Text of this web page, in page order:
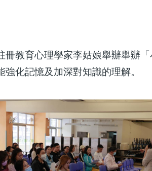
教育心理學家李姑娘舉辦舉辦
化記憶及加深對知識的理解。